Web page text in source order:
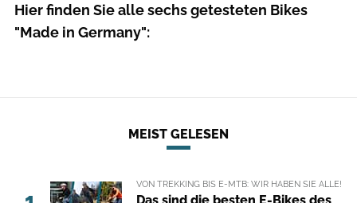
Hier finden Sie alle sechs getesteten Bikes
"Made in Germany":
MEIST GELESEN
VON TREKKING BIS E-MTB: WIR HABEN SIE ALLE!
Das sind die besten E-Bikes des